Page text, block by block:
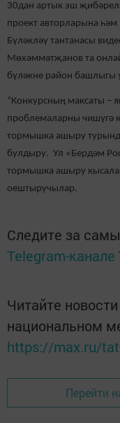
30дан артык эш
проект авторларына
Бүләкләү тантанасы
Мөхәммәтҗанов та
бүләкне район
“Конкурсның максаты –
проблемаларны чишүгә
тормышка ашыру
булдыру. Ул «Бердәм
тормышка ашыру
оештыручылар.
Следите за
Telegram-канале
Читайте
национальном
https://max.ru/
Перейти